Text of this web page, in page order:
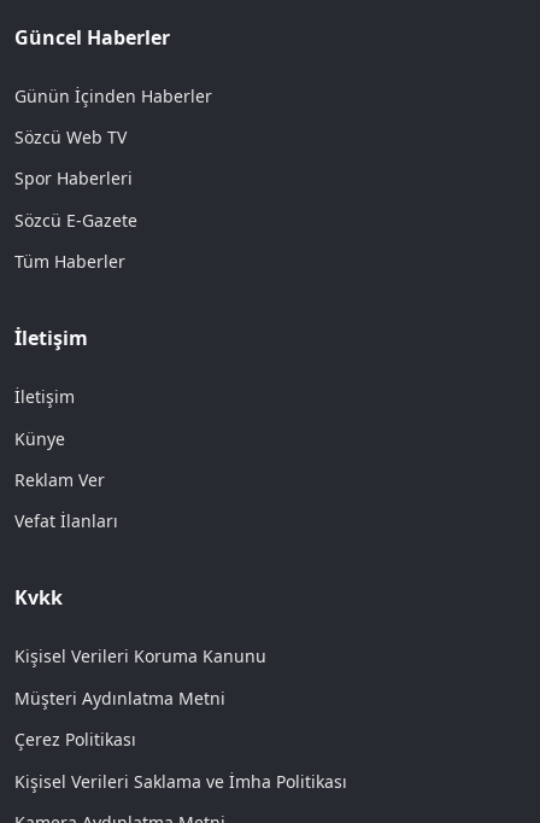
Güncel Haberler
Günün İçinden Haberler
Sözcü Web TV
Spor Haberleri
Sözcü E-Gazete
Tüm Haberler
İletişim
İletişim
Künye
Reklam Ver
Vefat İlanları
Kvkk
Kişisel Verileri Koruma Kanunu
Müşteri Aydınlatma Metni
Çerez Politikası
Kişisel Verileri Saklama ve İmha Politikası